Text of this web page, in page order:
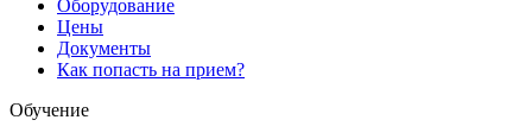
Оборудование
Цены
Документы
Как попасть на прием?
Обучение